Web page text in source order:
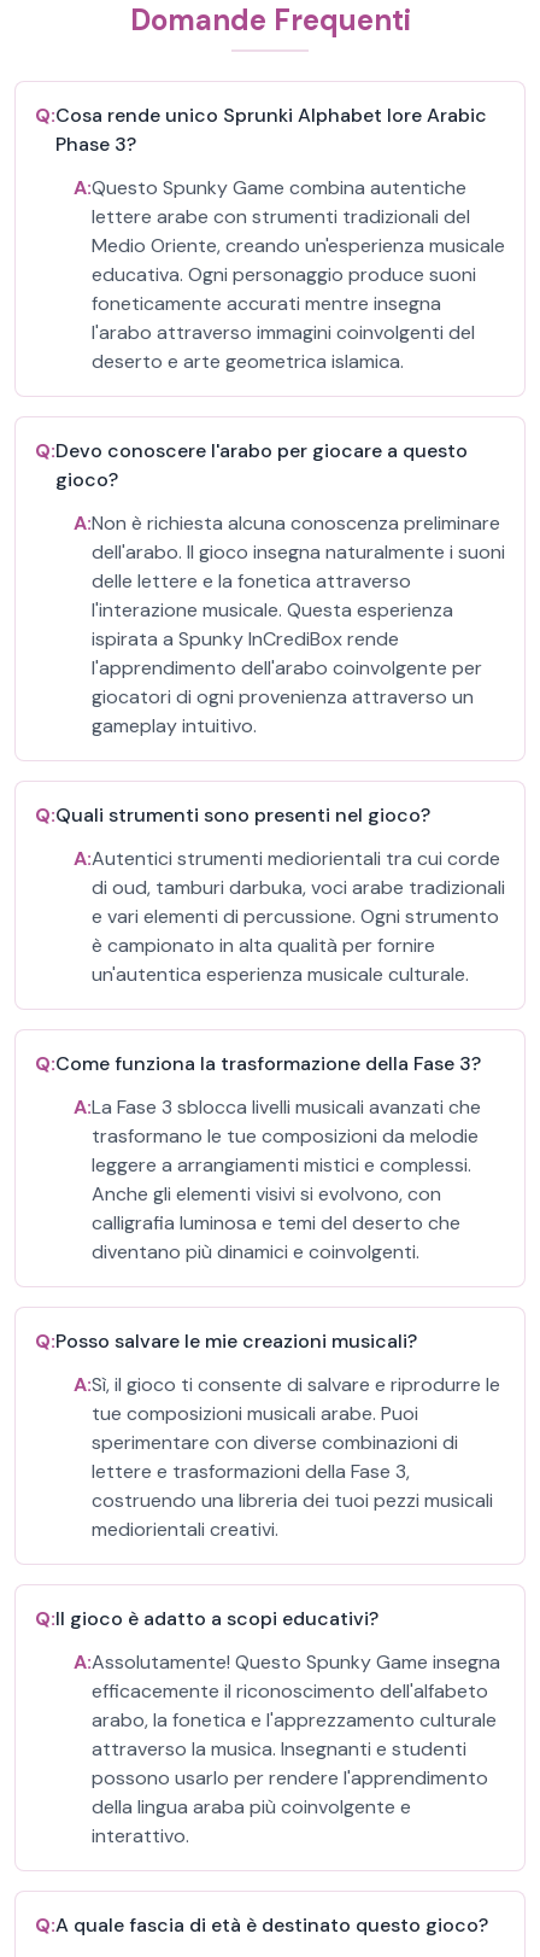
Domande Frequenti
Q:Cosa rende unico Sprunki Alphabet lore Arabic
Phase 3?
A:Questo Spunky Game combina autentiche
lettere arabe con strumenti tradizionali del
Medio Oriente, creando un'esperienza musicale
educativa. Ogni personaggio produce suoni
foneticamente accurati mentre insegna
l'arabo attraverso immagini coinvolgenti del
deserto e arte geometrica islamica.
Q:Devo conoscere l'arabo per giocare a questo
gioco?
A:Non è richiesta alcuna conoscenza preliminare
dell'arabo. Il gioco insegna naturalmente i suoni
delle lettere e la fonetica attraverso
l'interazione musicale. Questa esperienza
ispirata a Spunky InCrediBox rende
l'apprendimento dell'arabo coinvolgente per
giocatori di ogni provenienza attraverso un
gameplay intuitivo.
Q:Quali strumenti sono presenti nel gioco?
A:Autentici strumenti mediorientali tra cui corde
di oud, tamburi darbuka, voci arabe tradizionali
e vari elementi di percussione. Ogni strumento
è campionato in alta qualità per fornire
un'autentica esperienza musicale culturale.
Q:Come funziona la trasformazione della Fase 3?
A:La Fase 3 sblocca livelli musicali avanzati che
trasformano le tue composizioni da melodie
leggere a arrangiamenti mistici e complessi.
Anche gli elementi visivi si evolvono, con
calligrafia luminosa e temi del deserto che
diventano più dinamici e coinvolgenti.
Q:Posso salvare le mie creazioni musicali?
A:Sì, il gioco ti consente di salvare e riprodurre le
tue composizioni musicali arabe. Puoi
sperimentare con diverse combinazioni di
lettere e trasformazioni della Fase 3,
costruendo una libreria dei tuoi pezzi musicali
mediorientali creativi.
Q:Il gioco è adatto a scopi educativi?
A:Assolutamente! Questo Spunky Game insegna
efficacemente il riconoscimento dell'alfabeto
arabo, la fonetica e l'apprezzamento culturale
attraverso la musica. Insegnanti e studenti
possono usarlo per rendere l'apprendimento
della lingua araba più coinvolgente e
interattivo.
Q:A quale fascia di età è destinato questo gioco?